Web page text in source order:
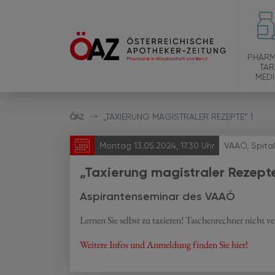
„TAXIERUNG MAGISTRALER REZEPTE“ 1
Montag 13.05.2024, 17.30 Uhr VAAÖ,
„Taxierung magistraler
Aspirantenseminar des VAAÖ
Lernen Sie selbst zu taxieren! Taschenrechner nicht
Weitere Infos und Anmeldung finden Sie hier!